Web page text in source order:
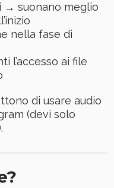
→ suonano meglio
nella fase di
l’accesso ai file
di usare audio
(devi solo